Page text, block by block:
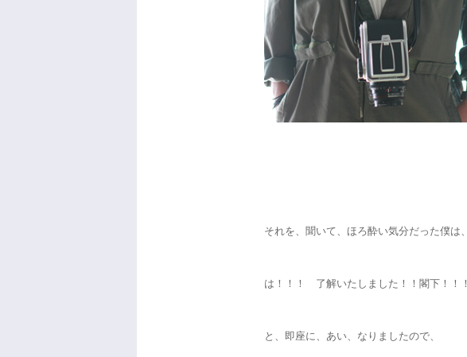
それを、聞いて、ほろ酔い気分だった僕は、
は！！！ 了解いたしました！！閣下！！！
と、即座に、あい、なりましたので、